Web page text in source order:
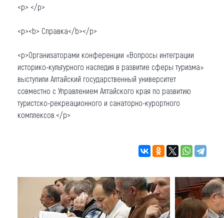
<p> </p>
<p><b> Справка</b></p>
<p>Организаторами конференции «Вопросы интеграции
историко-культурного наследия в развитие сферы туризма»
выступили Алтайский государственный университет
совместно с Управлением Алтайского края по развитию
туристско-рекреационного и санаторно-курортного
комплексов.</p>